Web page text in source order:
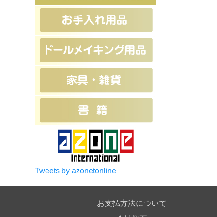
Tweets by azonetonline
お支払方法について